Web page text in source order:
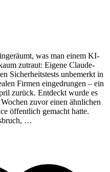
was man einem KI-
zutraut: Eigene Claude-
Sicherheitstests unbemerkt in
Firmen eingedrungen – ein
zurück. Entdeckt wurde es
zuvor einen ähnlichen
öffentlich gemacht hatte.
…